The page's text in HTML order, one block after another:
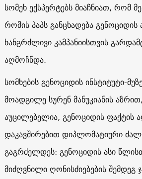
სომეხ ექსპერტებს მიაჩნიათ, რომ
რომის პაპს განცხადება გენოციდის
ხანგრძლივი კამპანიისთვის
აღმოჩნდა.
სომხების გენოციდის ინსტიტუტი-
მოადგილე სურენ მანუკიანის
აუცილებელია, გენოციდის ფაქტის
დაკავშირებით დიპლომატიური
გაგრძელდეს: გენოციდის ასი
მიძღვნილი ღონისძიებების შემდეგ